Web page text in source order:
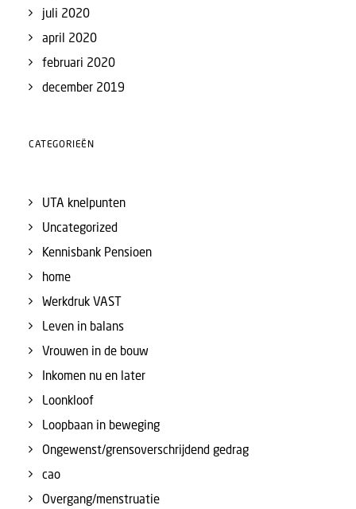
juli 2020
april 2020
februari 2020
december 2019
CATEGORIEËN
UTA knelpunten
Uncategorized
Kennisbank Pensioen
home
Werkdruk VAST
Leven in balans
Vrouwen in de bouw
Inkomen nu en later
Loonkloof
Loopbaan in beweging
Ongewenst/grensoverschrijdend gedrag
cao
Overgang/menstruatie